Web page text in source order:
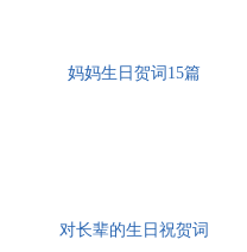
妈妈生日贺词15篇
对长辈的生日祝贺词